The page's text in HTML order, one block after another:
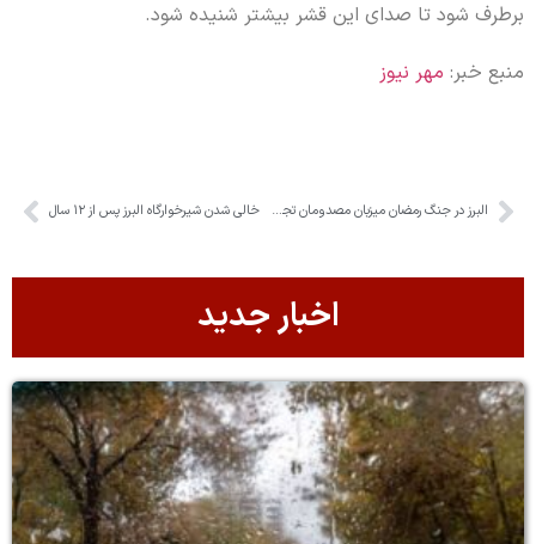
برطرف شود تا صدای این قشر بیشتر شنیده شود.
منبع خبر: مهر نیوز
البرز در جنگ رمضان میزبان مصدومان تجاوز دشمن بود خالی شدن شیرخوارگاه البرز پس از ۱۲ سال
اخبار جدید